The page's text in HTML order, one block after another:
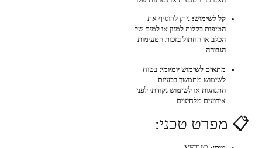
קל לשימוש: ניתן להוסיף את
הטיפות בקלות למזון או למים של
הכלב או החתול בזכות הטעימות
הגבוהה.
מתאים לשימוש יומיומי: בטוח
לשימוש מתמשך בבעיות
התנהגות או לשימוש נקודתי לפני
אירועים מלחיצים.
📋 מפרט טכני: